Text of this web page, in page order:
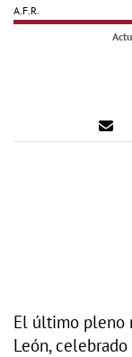
A.F.R.
El último pleno
León,